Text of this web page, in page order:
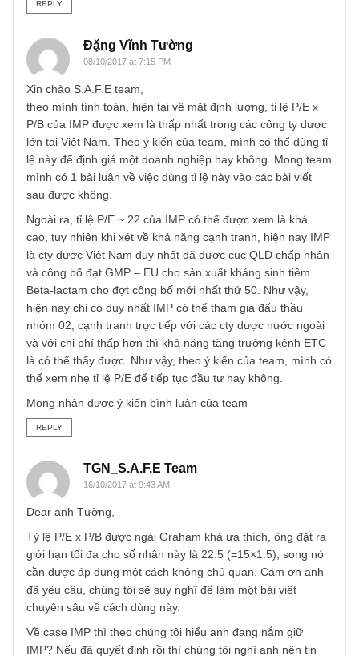
S.A.F.E Team
REPLY
Đặng Vĩnh Tường
06/10/2017 at 12:53 PM
Cám ơn team đã chia sẻ và mong team sẽ sớm có bài
luận về cách định giá PEG để các nhà đầu tư cá nhân như
mình có thể tham khảo thêm.
Một lần nữa cảm ơn team mình rất nhiều và chúc team
mình sẽ ngày càng phát triển trong thời gian tới.
REPLY
Đặng Vĩnh Tường
08/10/2017 at 7:15 PM
Xin chào S.A.F.E team,
theo mình tính toán, hiện tại về mặt định lượng, tỉ lệ P/E x
P/B của IMP được xem là thấp nhất trong các công ty
lớn tại Việt Nam. Theo ý kiến của team, mình có thể dùng
lệ này để định giá một doanh nghiệp hay không. Mong
mình có 1 bài luận về việc dùng tỉ lệ này vào các bài viết
Ngoài ra, tỉ lệ P/E ~ 22 của IMP có thể được xem là khá
là cty dược Việt Nam duy nhất đã được cục QLD chấp
và công bố đạt GMP – EU cho sản xuất kháng sinh tiêm
Beta-lactam cho đợt công bố mới nhất thứ 50. Như vậy,
hiện nay chỉ có duy nhất IMP có thể tham gia đấu thầu
nhóm 02, cạnh tranh trực tiếp với các cty dược nước
là có thể thấy được. Như vậy, theo ý kiến của team, mình